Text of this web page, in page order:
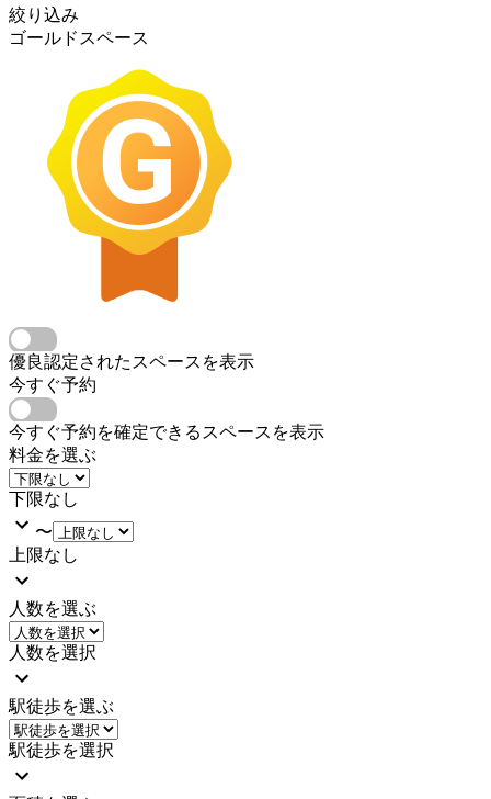
絞り込み
ゴールドスペース
優良認定されたスペースを表示
今すぐ予約
今すぐ予約を確定できるスペースを表示
料金を選ぶ
下限なし
〜
上限なし
人数を選ぶ
人数を選択
駅徒歩を選ぶ
駅徒歩を選択